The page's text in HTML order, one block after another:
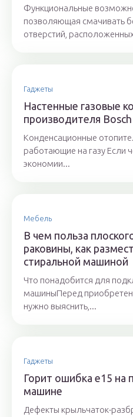
Функциональные
позволяющая смачивать
отверстий,
Гаджеты
Настенные газовые
производителя Bosch
Конденсационные
работающие на газу Если
экономии...
Мебель
В чем польза
раковины, как
стиральной машиной
Что понадобится для
машиныПеред
нужно выяснить,...
Гаджеты
Горит ошибка е15 на
машине
Дефекты крыльчаток-